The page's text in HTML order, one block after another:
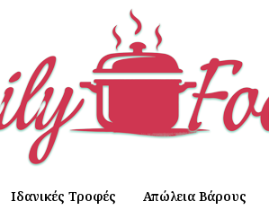
Ιδανικές Τροφές Απώλεια Βάρους